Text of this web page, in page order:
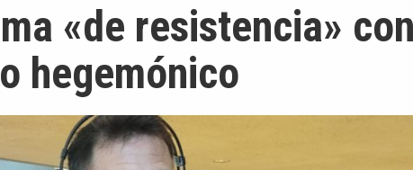
«de resistencia»
hegemónico